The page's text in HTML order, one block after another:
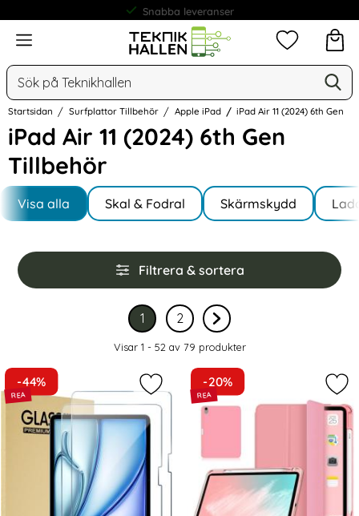
Snabba leveranser
Meny
Sök
Mina
Startsidan Surfplattor Tillbehör Apple iPad iPad Air 11 (2024) 6th Gen
iPad Air 11 (2024) 6th Gen
Tillbehör
Hoppa
produkter
Underkategorier
Visa alla
I iPad Air 11 (2024) 6th Gen
Skal & Fodral Skärmskydd
Hoppa
över
filtersektionen
Filtrera & sortera
Filtrera & sortera
Nuvarande sida, sidan
1
av 2
Gå till sidan
2
av 2
Gå till nästa sida sidan
Visar 1 - 52 av 79 produkter
produktlista
-44%
Markera 2-Pack iPad Air 11 2025 /
-20%